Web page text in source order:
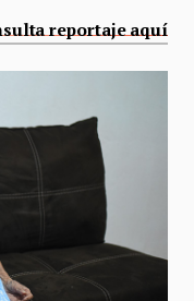
reportaje aquí